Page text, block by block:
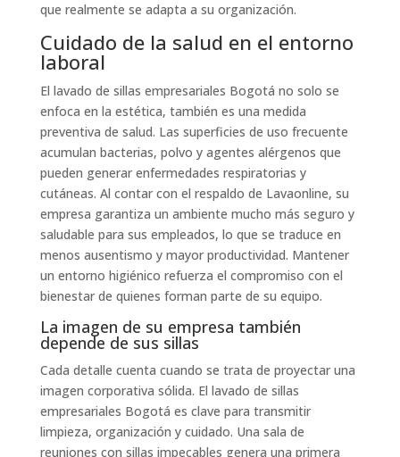
que realmente se adapta a su organización.
Cuidado de la salud en el entorno
laboral
El lavado de sillas empresariales Bogotá no solo se
enfoca en la estética, también es una medida
preventiva de salud. Las superficies de uso frecuente
acumulan bacterias, polvo y agentes alérgenos que
pueden generar enfermedades respiratorias y
cutáneas. Al contar con el respaldo de Lavaonline, su
empresa garantiza un ambiente mucho más seguro y
saludable para sus empleados, lo que se traduce en
menos ausentismo y mayor productividad. Mantener
un entorno higiénico refuerza el compromiso con el
bienestar de quienes forman parte de su equipo.
La imagen de su empresa también
depende de sus sillas
Cada detalle cuenta cuando se trata de proyectar una
imagen corporativa sólida. El lavado de sillas
empresariales Bogotá es clave para transmitir
limpieza, organización y cuidado. Una sala de
reuniones con sillas impecables genera una primera